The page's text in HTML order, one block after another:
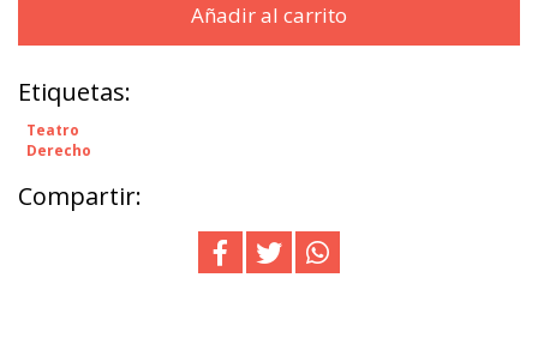
Añadir al carrito
Etiquetas:
Teatro
Derecho
Compartir: